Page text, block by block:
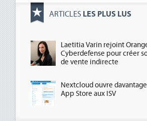
ARTICLES LES PLUS LUS
Laetitia Varin rejoint
Cyberdefense pour créer
de vente indirecte
Nextcloud ouvre
App Store aux ISV